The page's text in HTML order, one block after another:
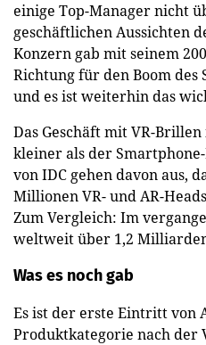
einige Top-Manager nicht
geschäftlichen Aussichten
Konzern gab mit seinem
Richtung für den Boom
und es ist weiterhin das
Das Geschäft mit VR-
kleiner als der
von IDC gehen davon aus,
Millionen VR- und AR-
Zum Vergleich: Im
weltweit über 1,2
Was es noch gab
Es ist der erste Eintritt von
Produktkategorie nach der